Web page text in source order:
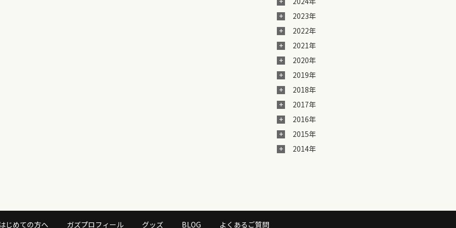
2023年
2022年
2021年
2020年
2019年
2018年
2017年
2016年
2015年
2014年
じめての方へ ガズプロフィール グッズ BLOG よくあるご質問